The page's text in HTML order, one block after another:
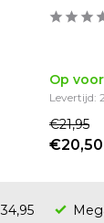
Op
Levertijd:
€21,95
€20,50